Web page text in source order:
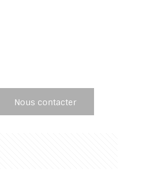
Nous contacter